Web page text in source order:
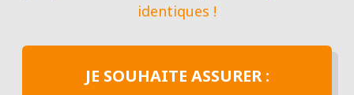
identiques !
JE SOUHAITE ASSURER :